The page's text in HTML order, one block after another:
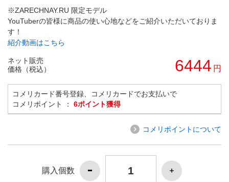
※ZARECHNAY.RU 限定モデル
YouTuberの皆様に商品の使い心地などをご紹介いただいておりま
す！
紹介動画はこちら
ネット販売
価格（税込）
6444 円
コメリカード番号登録、コメリカードでお支払いで
コメリポイント ： 6ポイント獲得
コメリポイントについて
購入個数